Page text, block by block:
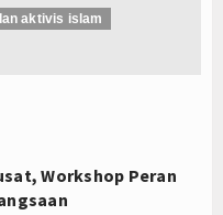
aktivis islam
Workshop Peran